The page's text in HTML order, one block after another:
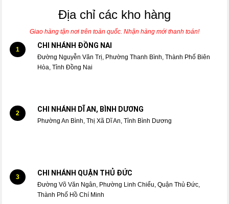
Địa chỉ các kho hàng
Giao hàng tận nơi trên toàn quốc. Nhận hàng mới thanh toán!
1 CHI NHÁNH ĐỒNG NAI
Đường Nguyễn Văn Trị, Phường Thanh Bình, Thành Phố Biên
Hòa, Tỉnh Đồng Nai
2 CHI NHÁNH DĨ AN, BÌNH DƯƠNG
Phường An Bình, Thị Xã Dĩ An, Tỉnh Bình Dương
3 CHI NHÁNH QUẬN THỦ ĐỨC
Đường Võ Văn Ngân, Phường Linh Chiểu, Quận Thủ Đức,
Thành Phố Hồ Chí Minh